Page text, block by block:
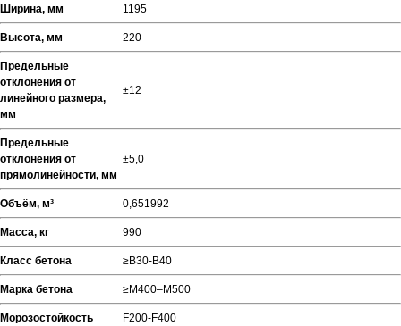
Ширина, мм 1195
Высота, мм 220
Предельные
отклонения от
линейного размера,
мм
±12
Предельные
отклонения от
прямолинейности, мм
±5,0
Объём, м³ 0,651992
Масса, кг 990
Класс бетона ≥В30-В40
Марка бетона ≥М400–М500
Морозостойкость F200-F400